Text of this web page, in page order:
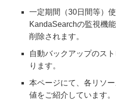
一定期間（30日間等）使
KandaSearchの監視機
削除されます。
自動バックアップのス
ります。
本ページにて、各リソ
値をご紹介しています。